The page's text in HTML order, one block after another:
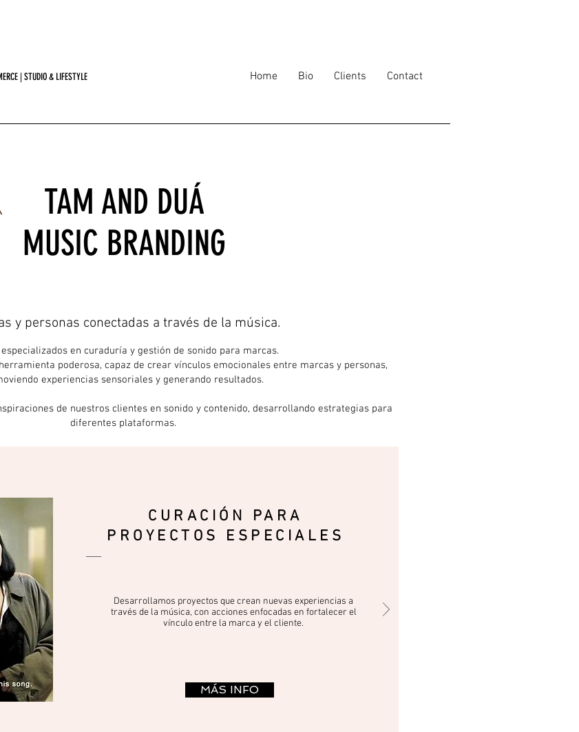
| STUDIO & LIFESTYLE Home Bio Clients Contact
TAM AND DUÁ
MUSIC BRANDING
y personas conectadas a través de la música.
en curaduría y gestión de sonido para marcas.
poderosa, capaz de crear vínculos emocionales entre marcas y personas,
experiencias sensoriales y generando resultados.
de nuestros clientes en sonido y contenido, desarrollando estrategias para
diferentes plataformas.
CURACIÓN PARA
PROYECTOS ESPECIALES
Desarrollamos proyectos que crean nuevas experiencias a
través de la música, con acciones enfocadas en fortalecer el
vínculo entre la marca y el cliente.
MÁS INFO